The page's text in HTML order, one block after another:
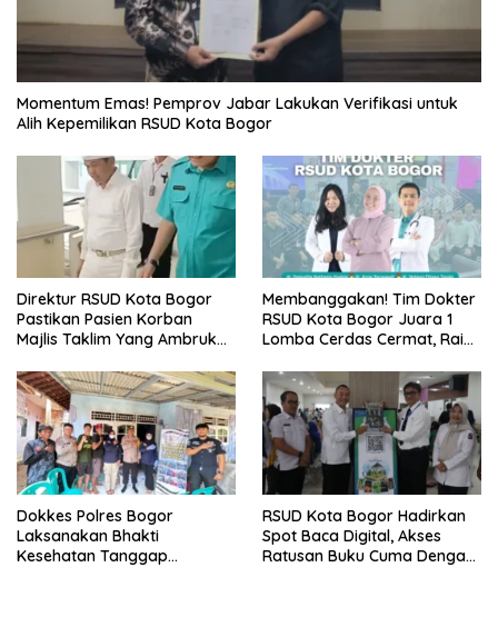
Momentum Emas! Pemprov Jabar Lakukan Verifikasi untuk
Alih Kepemilikan RSUD Kota Bogor
Direktur RSUD Kota Bogor
Pastikan Pasien Korban
Majlis Taklim Yang Ambruk
Perawatan Maksimal
Membanggakan! Tim Dokter
RSUD Kota Bogor Juara 1
Lomba Cerdas Cermat, Raih
Se-Bogor
Dokkes Polres Bogor
Laksanakan Bhakti
Kesehatan Tanggap
RSUD Kota Bogor Hadirkan
Spot Baca Digital, Akses
Ratusan Buku Cuma Dengan